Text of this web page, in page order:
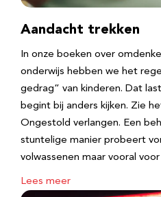
Aandacht trekken
In onze boeken over
onderwijs hebben we het
gedrag” van kinderen. Dat
begint bij anders kijken. Zie
Ongestold verlangen. Een
stuntelige manier probeert
volwassenen maar vooral
Lees meer